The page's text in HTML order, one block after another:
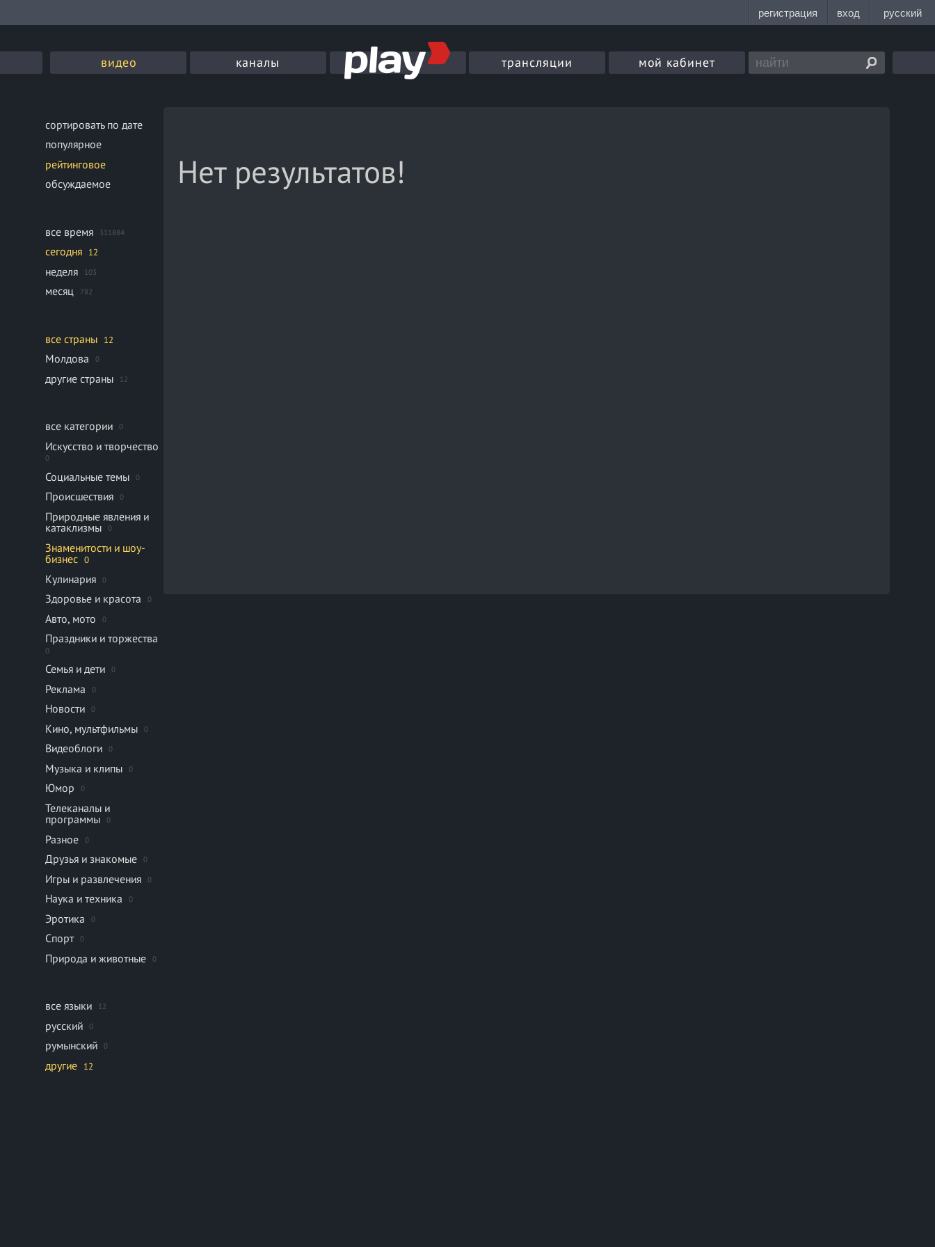
видео каналы трансляции мой кабинет
сортировать по дате
популярное
рейтинговое
обсуждаемое
все время 311884
сегодня 12
неделя 103
месяц 782
все страны 12
Молдова 0
другие страны 12
все категории 0
Искусство и творчество
0
Социальные темы 0
Происшествия 0
Природные явления и
катаклизмы
0
Знаменитости и шоу-
бизнес 0
Кулинария 0
Здоровье и красота 0
Авто, мото 0
Праздники и торжества
0
Семья и дети 0
Реклама 0
Новости 0
Кино, мультфильмы 0
Видеоблоги 0
Музыка и клипы 0
Юмор 0
Телеканалы и
программы
0
Разное 0
Друзья и знакомые 0
Игры и развлечения 0
Наука и техника 0
Эротика 0
Спорт 0
Природа и животные 0
все языки 12
русский 0
румынский 0
другие 12
Нет результатов!